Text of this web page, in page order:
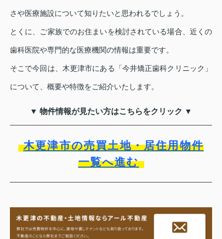
さや医療施設について知りたいと思われるでしょう。
とくに、ご家族でのお住まいを検討されている場合、近くの
歯科医院や専門的な医療機関の情報は重要です。
そこで今回は、木更津市にある「今井矯正歯科クリニック」
について、概要や特徴をご紹介いたします。
▼ 物件情報が見たい方はこちらをクリック ▼
木更津市の売買土地・居住用物件
一覧へ進む